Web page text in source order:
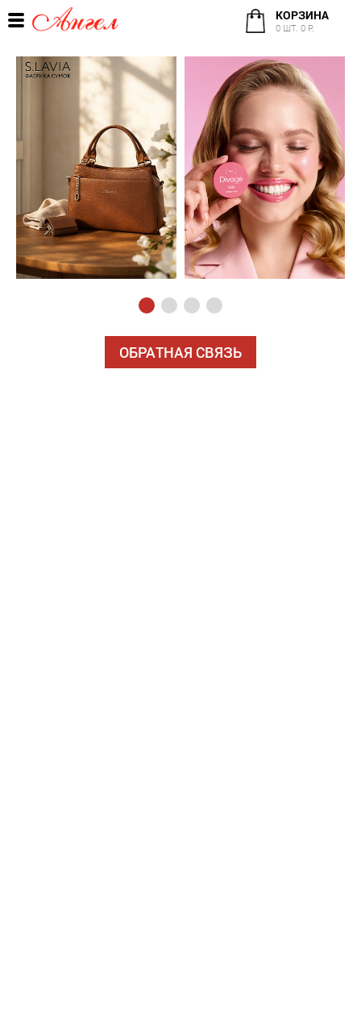
КОРЗИНА
0 ШТ. 0 Р.
ОБРАТНАЯ СВЯЗЬ